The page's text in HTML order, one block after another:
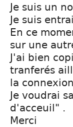
Je suis un
Je suis
En ce
sur une
J'ai bien
tranferés
la
Je voudrai
d'acceuil" .
Merci